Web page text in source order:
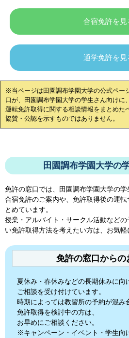
合宿免許を見
通学免許を見
※当ページは 田園調布学園大学の公式ペー
口が、
田園調布学園大学の学生さん向けに、
運転免許取得に関する相談情報をまとめた
協賛・公認を示すものではありません。
田園調布学園大学の
免許の窓口では、 田園調布学園大学の学
合宿免許のご案内や、免許取得後の運
とめています。
授業・アルバイト・サークル活動など
い免許取得方法を考えたい方は、お気軽
免許の窓口からの
夏休み・春休みなどの長期休みに向
ご相談を受け付けています。
時期によっては教習所の予約が混み
免許取得を検討中の方は、
お早めにご相談ください。
※キャンペーン・イベント・学生向